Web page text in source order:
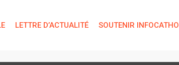
LETTRE D’ACTUALITÉ SOUTENIR INFOCATHO